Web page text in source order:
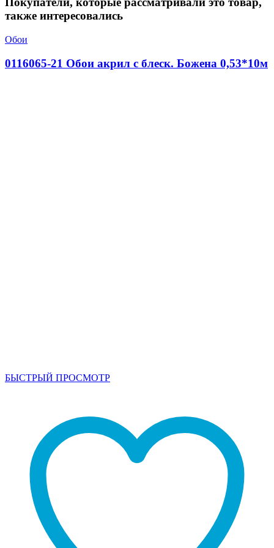
также интересовались
Обои
0116065-21 Обои акрил с блеск. Божена 0,53*10м
БЫСТРЫЙ ПРОСМОТР